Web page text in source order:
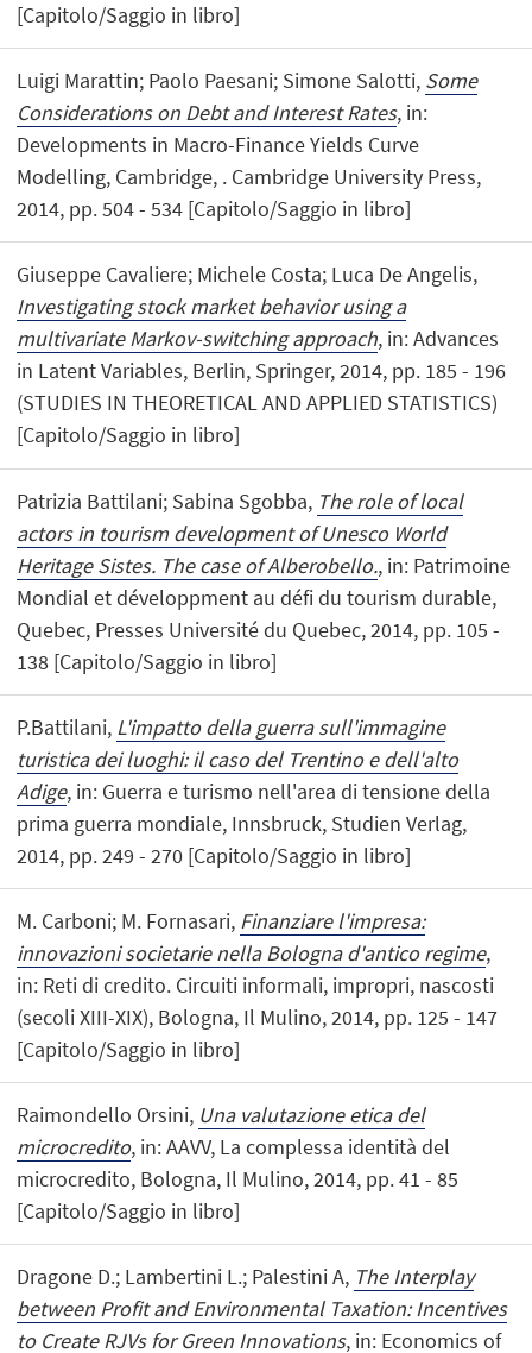
[Capitolo/Saggio in libro]
Luigi Marattin; Paolo Paesani; Simone Salotti, Some
Considerations on Debt and Interest Rates, in:
Developments in Macro-Finance Yields Curve
Modelling, Cambridge, . Cambridge University Press,
2014, pp. 504 - 534 [Capitolo/Saggio in libro]
Giuseppe Cavaliere; Michele Costa; Luca De Angelis,
Investigating stock market behavior using a
multivariate Markov-switching approach, in: Advances
in Latent Variables, Berlin, Springer, 2014, pp. 185 - 196
(STUDIES IN THEORETICAL AND APPLIED STATISTICS)
[Capitolo/Saggio in libro]
Patrizia Battilani; Sabina Sgobba, The role of local
actors in tourism development of Unesco World
Heritage Sistes. The case of Alberobello., in: Patrimoine
Mondial et développment au défi du tourism durable,
Quebec, Presses Université du Quebec, 2014, pp. 105 -
138 [Capitolo/Saggio in libro]
P.Battilani, L'impatto della guerra sull'immagine
turistica dei luoghi: il caso del Trentino e dell'alto
Adige, in: Guerra e turismo nell'area di tensione della
prima guerra mondiale, Innsbruck, Studien Verlag,
2014, pp. 249 - 270 [Capitolo/Saggio in libro]
M. Carboni; M. Fornasari, Finanziare l'impresa:
innovazioni societarie nella Bologna d'antico regime,
in: Reti di credito. Circuiti informali, impropri, nascosti
(secoli XIII-XIX), Bologna, Il Mulino, 2014, pp. 125 - 147
[Capitolo/Saggio in libro]
Raimondello Orsini, Una valutazione etica del
microcredito, in: AAVV, La complessa identità del
microcredito, Bologna, Il Mulino, 2014, pp. 41 - 85
[Capitolo/Saggio in libro]
Dragone D.; Lambertini L.; Palestini A, The Interplay
between Profit and Environmental Taxation: Incentives
to Create RJVs for Green Innovations, in: Economics of